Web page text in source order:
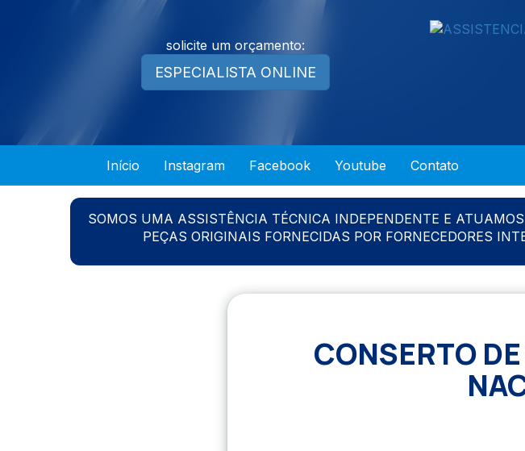
solicite um orçamento:
ESPECIALISTA ONLINE
Início Instagram Facebook Youtube Contato
SOMOS UMA ASSISTÊNCIA TÉCNICA INDEPENDENTE E
PEÇAS ORIGINAIS FORNECIDAS POR FORNECEDORES
CONSERTO